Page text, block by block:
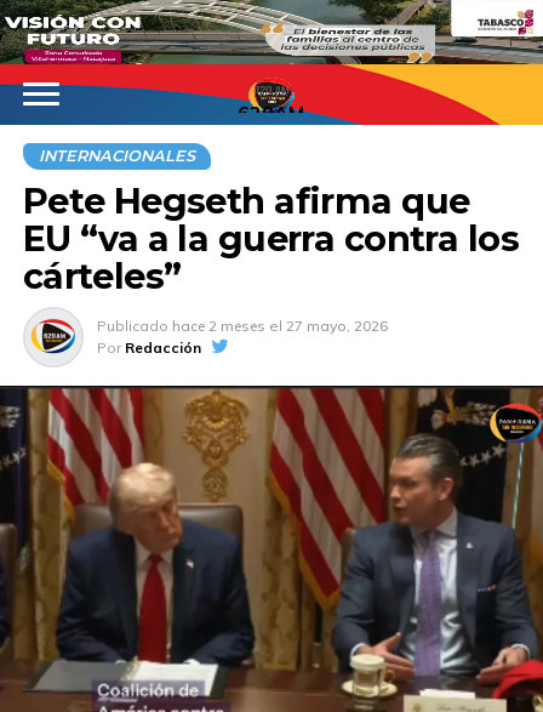
620AM
INTERNACIONALES
Pete Hegseth afirma que
EU “va a la guerra contra los
cárteles”
Publicado hace 2 meses el 27 mayo, 2026
Por Redacción